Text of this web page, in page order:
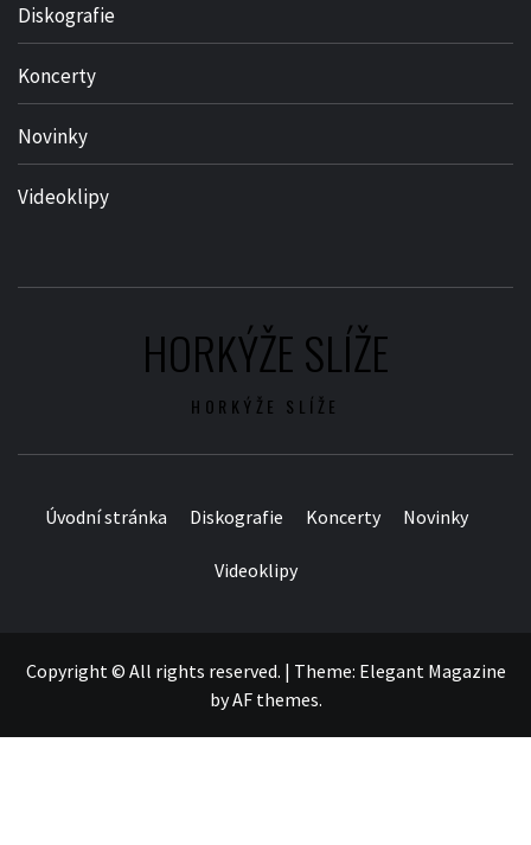
Diskografie
Koncerty
Novinky
Videoklipy
HORKÝŽE SLÍŽE
HORKÝŽE SLÍŽE
Úvodní stránka Diskografie Koncerty Novinky
Videoklipy
Copyright © All rights reserved. | Theme: Elegant Magazine
byAF themes.